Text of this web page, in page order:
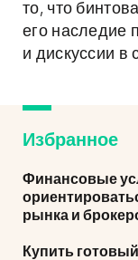
то, что
его наследие
и дискуссии в
Избранное
Финансовые
рынка и
Купить